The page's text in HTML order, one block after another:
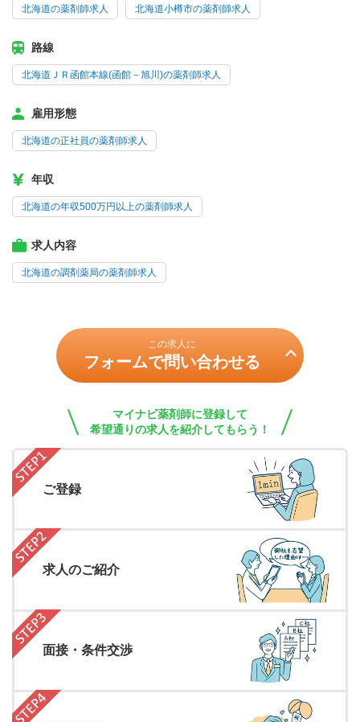
北海道の薬剤師求人 北海道小樽市の薬剤師求人
路線
北海道ＪＲ函館本線(函館－旭川)の薬剤師求人
雇用形態
北海道の正社員の薬剤師求人
年収
北海道の年収500万円以上の薬剤師求人
求人内容
北海道の調剤薬局の薬剤師求人
この求人に
フォームで問い合わせる
マイナビ薬剤師に登録して
希望通りの求人を紹介してもらう！
ご登録
求人のご紹介
面接・条件交渉